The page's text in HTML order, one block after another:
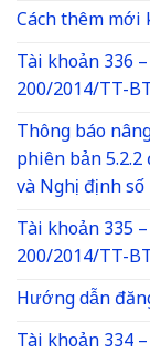
Cách thêm
Tài khoản 336
200/2014/TT-
Thông báo
phiên bản
và Nghị định
Tài khoản 335
200/2014/TT-
Hướng dẫn
Tài khoản 334